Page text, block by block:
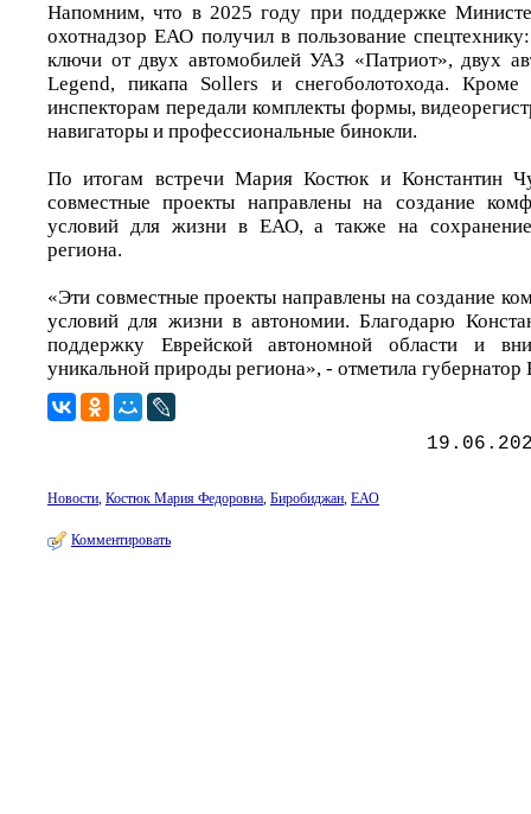
Напомним, что в 2025 году при поддержке
охотнадзор ЕАО получил в пользование
ключи от двух автомобилей УАЗ «Патриот», двух
Legend, пикапа Sollers и снегоболотохода. Кроме
инспекторам передали комплекты формы,
навигаторы и профессиональные бинокли.
По итогам встречи Мария Костюк и Константин
совместные проекты направлены на создание
условий для жизни в ЕАО, а также на
региона.
«Эти совместные проекты направлены на создание
условий для жизни в автономии. Благодарю
поддержку Еврейской автономной области и
уникальной природы региона», - отметила
Новости, Костюк Мария Федоровна, Биробиджан, ЕАО
Комментировать